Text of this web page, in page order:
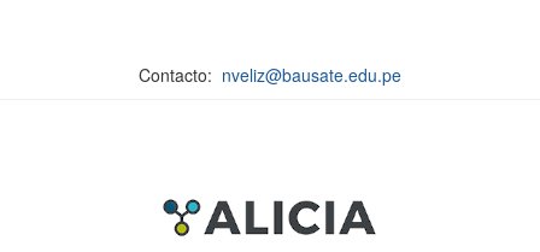
Contacto: nveliz@bausate.edu.pe